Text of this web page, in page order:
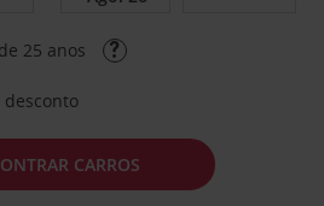
25 anos
CARROS